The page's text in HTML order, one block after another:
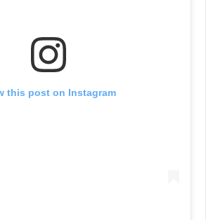
this post on Instagram